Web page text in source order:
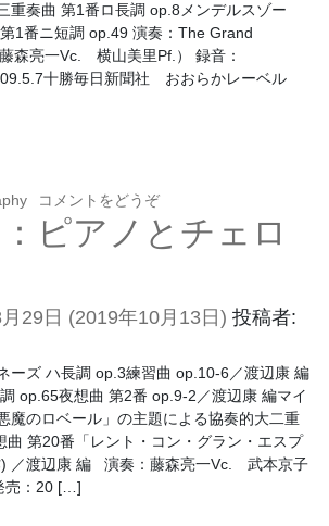
重奏曲 第1番ロ長調 op.8メンデルスゾー
1番ニ短調 op.49 演奏：The Grand
森亮一Vc. 横山美里Pf.） 録音：
十勝毎日新聞社 おおらかレーベル
コメントをどうぞ
ピアノとチェロ
29日 (2019年10月13日) 投稿者:
ーズ ハ長調 op.3練習曲 op.10-6／渡辺康 編
op.65夜想曲 第2番 op.9-2／渡辺康 編マイ
魔のロベール」の主題による協奏的大二重
曲 第20番「レント・コン・グラン・エスプ
) ／渡辺康 編 演奏：藤森亮一Vc. 武本京子
売：20 […]